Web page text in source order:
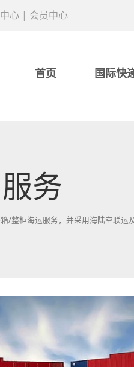
心 | 会员中心
首页 国际快
务
/整柜海运服务，并采用海陆空联